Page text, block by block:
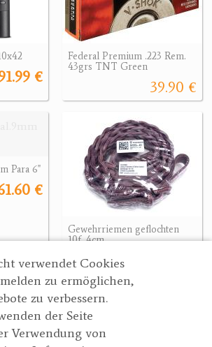
verwendet Cookies
zu ermöglichen,
zu verbessern.
der Seite
Verwendung von
€
Federal Premium .223 Rem.
43grs TNT Green
39.90 €
Para 6"
€
Gewehrriemen geflochten
10f. 4cm
Wertgarner 1820
Jagd & SporthandelsgmbH